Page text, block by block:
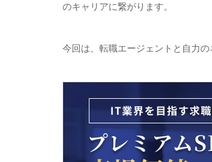
のキャリアに繋がります。
今回は、転職エージェントと自力